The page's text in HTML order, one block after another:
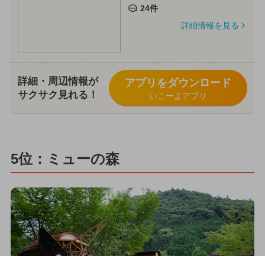
24件
詳細情報を見る
詳細・周辺情報が
サクサク見れる！
アプリをダウンロード
いこーよアプリ
5位：ミューの森